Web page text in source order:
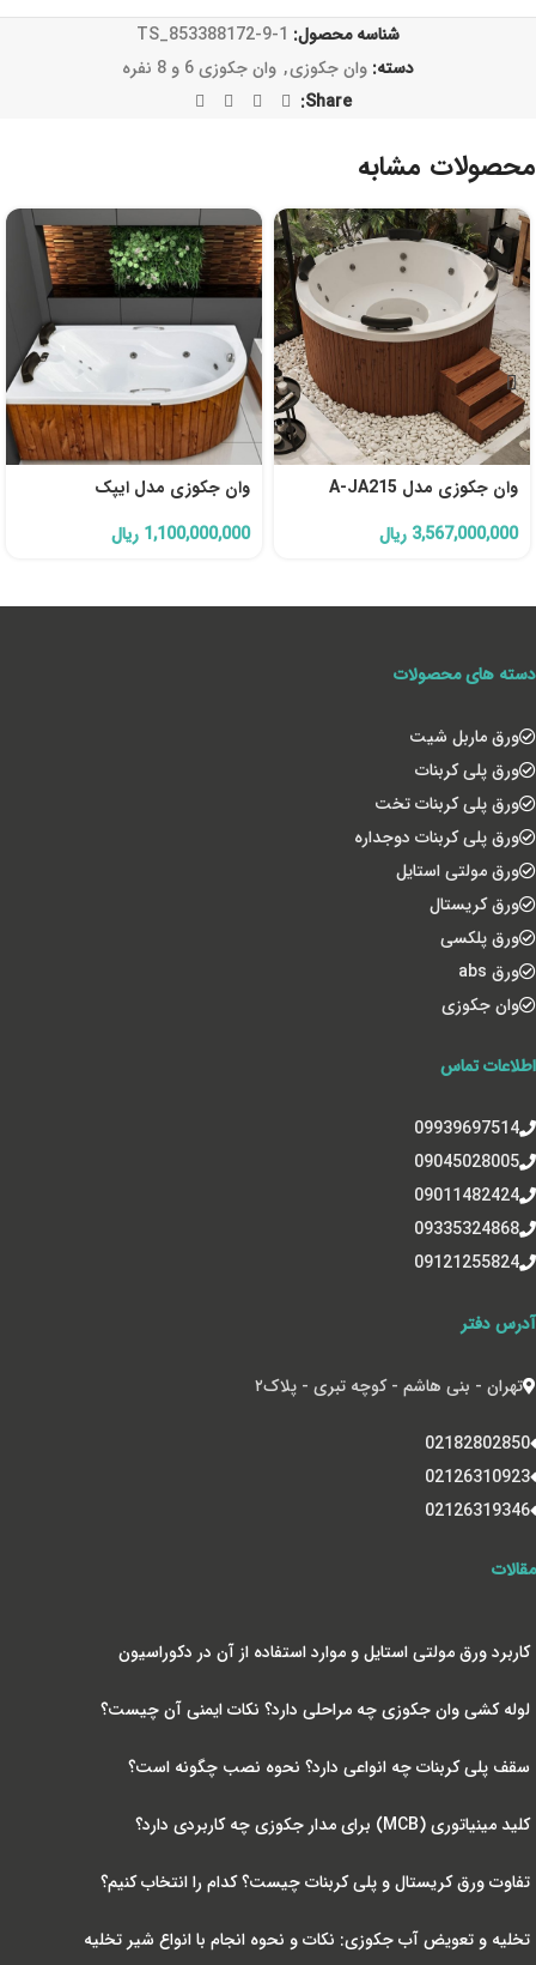
شناسه محصول: TS_853388172-9-1
دسته: وان جکوزی, وان جکوزی 6 و 8 نفره
Share:
محصولات مشابه
وان جکوزی مدل A-JA215
3,567,000,000 ریال
وان جکوزی مدل ایپک
1,100,000,000 ریال
دسته های محصولات
ورق ماربل شیت
ورق پلی کربنات
ورق پلی کربنات تخت
ورق پلی کربنات دوجداره
ورق مولتی استایل
ورق کریستال
ورق پلکسی
ورق abs
وان جکوزی
اطلاعات تماس
09939697514
09045028005
09011482424
09335324868
09121255824
آدرس دفتر
تهران - بنی هاشم - کوچه تبری - پلاک‌۲
02182802850
02126310923
02126319346
مقالات
کاربرد ورق مولتی استایل و موارد استفاده از آن در دکوراسیون
لوله کشی وان جکوزی چه مراحلی دارد؟ نکات ایمنی آن چیست؟
سقف پلی کربنات چه انواعی دارد؟ نحوه نصب چگونه است؟
کلید مینیاتوری (MCB) برای مدار جکوزی چه کاربردی دارد؟
تفاوت ورق کریستال و پلی کربنات چیست؟ کدام را انتخاب کنیم؟
تخلیه و تعویض آب جکوزی: نکات و نحوه انجام با انواع شیر تخلیه